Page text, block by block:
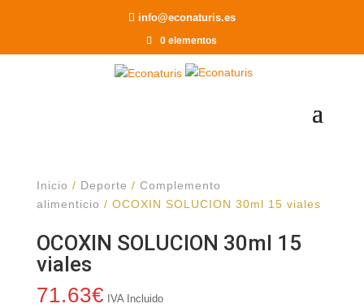
info@econaturis.es
0 elementos
Inicio / Deporte / Complemento
alimenticio / OCOXIN SOLUCION 30ml 15 viales
OCOXIN SOLUCION 30ml 15
viales
71.63€ IVA Incluido